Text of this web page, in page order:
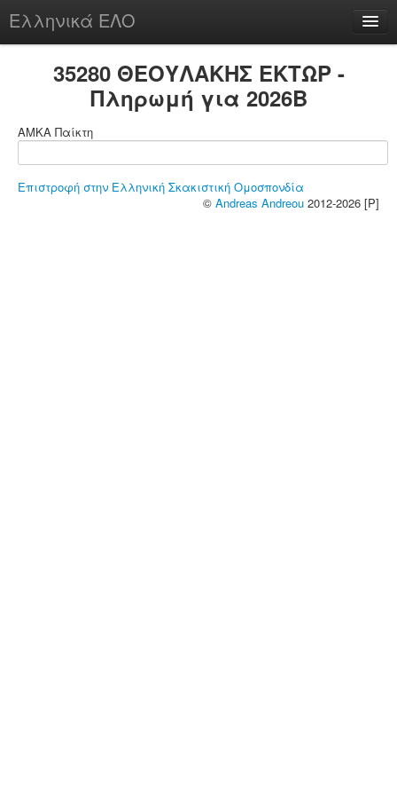
Ελληνικά ΕΛΟ
chesstu.be @ discord
35280 ΘΕΟΥΛΑΚΗΣ ΕΚΤΩΡ -
Πληρωμή για 2026B
ΑΜΚΑ Παίκτη
Επιστροφή στην Ελληνική Σκακιστική Ομοσπονδία
© Andreas Andreou 2012-2026 [P]